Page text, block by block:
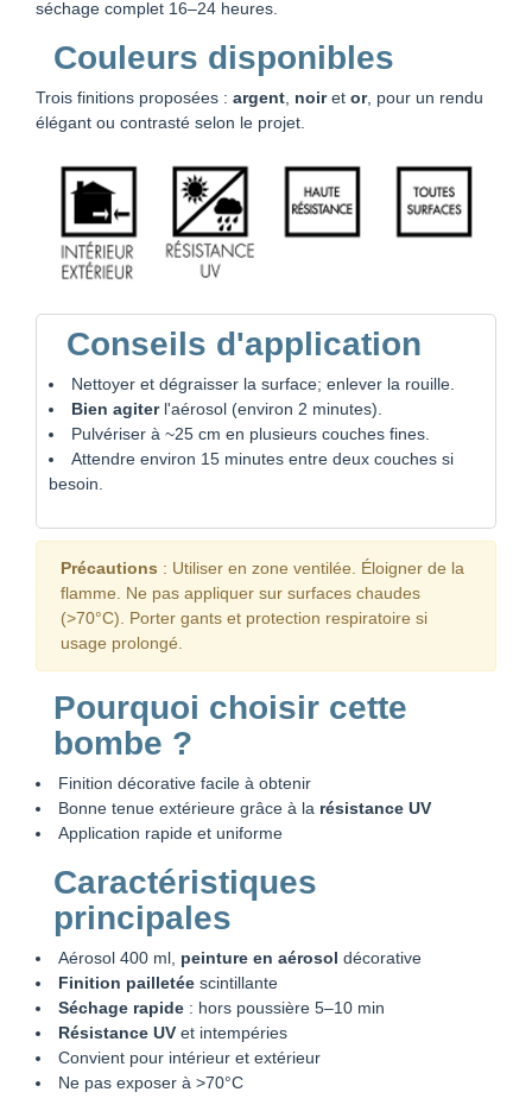
séchage complet 16–24 heures.
Couleurs disponibles
Trois finitions proposées : argent noiret or, pour un rendu
élégant ou contrasté selon le projet.
Conseils d'application
Nettoyer et dégraisser la surface; enlever la rouille.
Bien agiterl'aérosol (environ 2 minutes).
Pulvériser à ~25 cm en plusieurs couches fines.
Attendre environ 15 minutes entre deux couches si
besoin.
Précautions : Utiliser en zone ventilée. Éloigner de la
flamme. Ne pas appliquer sur surfaces chaudes
(>70°C). Porter gants et protection respiratoire si
usage prolongé.
Pourquoi choisir cette
bombe ?
Finition décorative facile à obtenir
Bonne tenue extérieure grâce à la résistance UV
Application rapide et uniforme
Caractéristiques
principales
Aérosol 400 ml, peinture en aérosol décorative
Finition pailletée scintillante
Séchage rapide : hors poussière 5–10 min
Résistance UV et intempéries
Convient pour intérieur et extérieur
Ne pas exposer à >70°C